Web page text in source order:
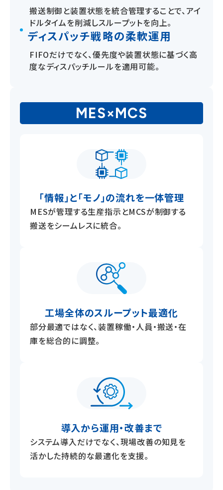
搬送制御と装置状態を統合管理することで、アイ
ドルタイムを削減しスループットを向上。
ディスパッチ戦略の柔軟運用
FIFOだけでなく、優先度や装置状態に基づく高
度なディスパッチルールを適用可能。
MES×MCS
「情報」と「モノ」の流れを一体管理
MESが管理する生産指示とMCSが制御する
搬送をシームレスに統合。
工場全体のスループット最適化
部分最適ではなく、装置稼働・人員・搬送・在
庫を総合的に調整。
導入から運用・改善まで
システム導入だけでなく、現場改善の知見を
活かした持続的な最適化を支援。